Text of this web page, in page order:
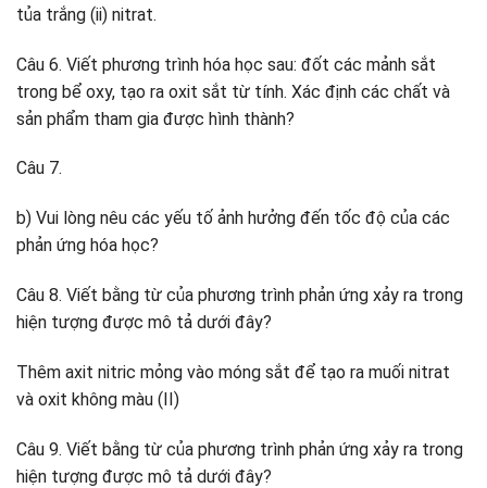
tủa trắng (ii) nitrat.
Câu 6. Viết phương trình hóa học sau: đốt các mảnh sắt
trong bể oxy, tạo ra oxit sắt từ tính. Xác định các chất và
sản phẩm tham gia được hình thành?
Câu 7.
b) Vui lòng nêu các yếu tố ảnh hưởng đến tốc độ của các
phản ứng hóa học?
Câu 8. Viết bằng từ của phương trình phản ứng xảy ra trong
hiện tượng được mô tả dưới đây?
Thêm axit nitric mỏng vào móng sắt để tạo ra muối nitrat
và oxit không màu (II)
Câu 9. Viết bằng từ của phương trình phản ứng xảy ra trong
hiện tượng được mô tả dưới đây?